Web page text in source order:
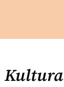
Kultura